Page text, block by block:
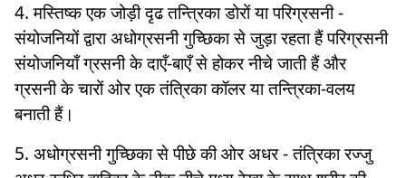
4. मस्तिष्क एक जोड़ी दृढ तन्त्रिका डोरों या परिग्रसनी -
संयोजनियों द्वारा अधोग्रसनी गुच्छिका से जुड़ा रहता हैं परिग्रसनी
संयोजनियाँ ग्रसनी के दाएँ-बाएँ से होकर नीचे जाती हैं और
ग्रसनी के चारों ओर एक तंत्रिका कॉलर या तन्त्रिका-वलय
बनाती हैं।
5. अधोग्रसनी गुच्छिका से पीछे की ओर अधर - तंत्रिका रज्जु